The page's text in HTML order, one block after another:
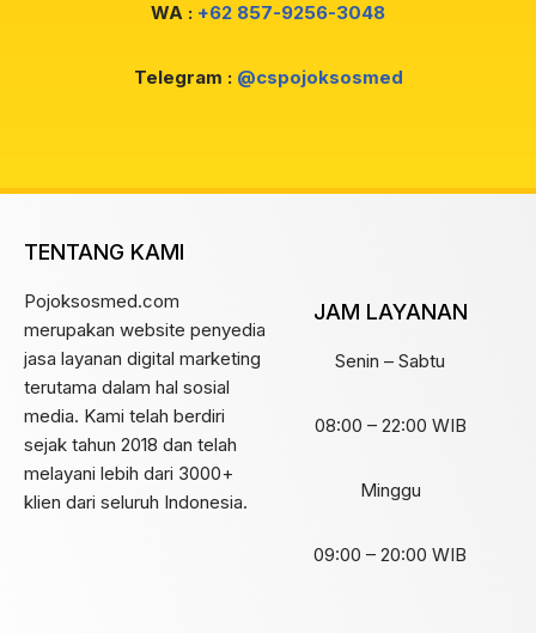
WA : +62 857-9256-3048
Telegram : @cspojoksosmed
TENTANG KAMI
Pojoksosmed.com
merupakan website penyedia
jasa layanan digital marketing
terutama dalam hal sosial
media. Kami telah berdiri
sejak tahun 2018 dan telah
melayani lebih dari 3000+
klien dari seluruh Indonesia.
JAM LAYANAN
Senin – Sabtu
08:00 – 22:00 WIB
Minggu
09:00 – 20:00 WIB